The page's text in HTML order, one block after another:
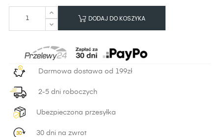
DODAJ DO KOSZYKA
Darmowa dostawa od 199zł
2-5 dni roboczych
Ubezpieczona przesyłka
30 dni na zwrot